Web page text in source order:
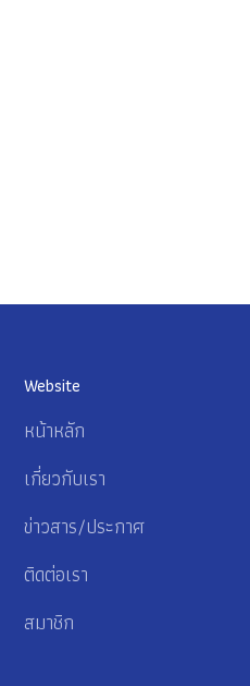
Website
หน้าหลัก
เกี่ยวกับเรา
ข่าวสาร/ประกาศ
ติดต่อเรา
สมาชิก